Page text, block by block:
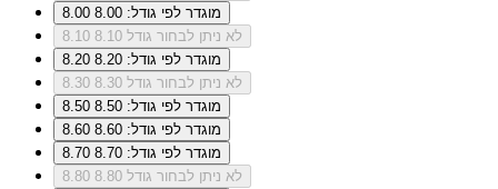
8.00
מוגדר לפי גודל: 8.00
8.10
לא ניתן לבחור גודל 8.10
8.20
מוגדר לפי גודל: 8.20
8.30
לא ניתן לבחור גודל 8.30
8.50
מוגדר לפי גודל: 8.50
8.60
מוגדר לפי גודל: 8.60
8.70
מוגדר לפי גודל: 8.70
8.80
לא ניתן לבחור גודל 8.80